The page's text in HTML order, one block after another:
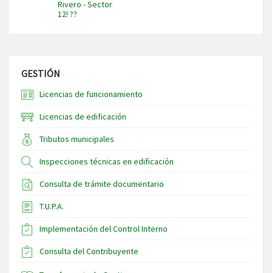
Rivero - Sector
12! ??
GESTIÓN
Licencias de funcionamiento
Licencias de edificación
Tributos municipales
Inspecciones técnicas en edificación
Consulta de trámite documentario
T.U.P.A.
Implementación del Control Interno
Consulta del Contribuyente